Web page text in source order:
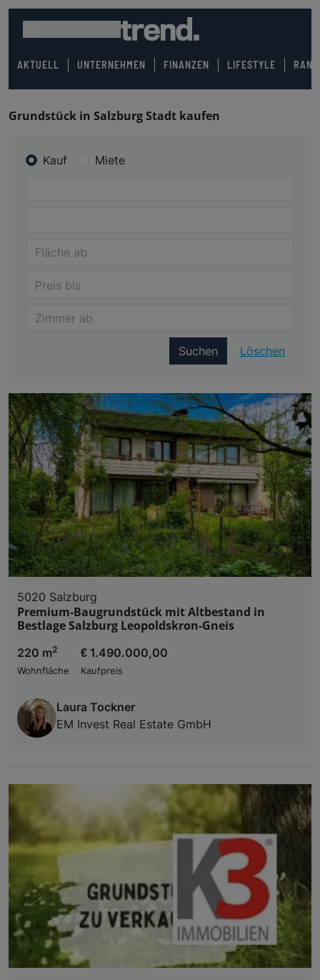
AKTUELL UNTERNEHMEN FINANZEN LIFESTYLE
Grundstück in Salzburg Stadt kaufen
Kauf Miete
Suchen Löschen
5020 Salzburg
Premium-Baugrundstück mit Altbestand in
Bestlage Salzburg Leopoldskron-Gneis
220 m2
Wohnfläche
€ 1.490.000,00
Kaufpreis
Laura Tockner
EM Invest Real Estate GmbH